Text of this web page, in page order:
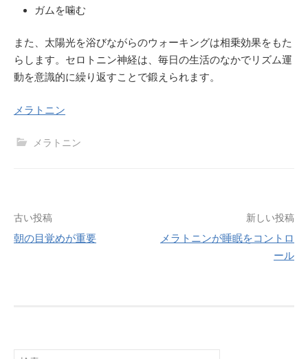
ガムを噛む
また、太陽光を浴びながらのウォーキングは相乗効果をもた
らします。セロトニン神経は、毎日の生活のなかでリズム運
動を意識的に繰り返すことで鍛えられます。
メラトニン
メラトニン
投
稿
ー
古い投稿
朝の目覚めが重要
新しい投稿
メラトニンが睡眠をコントロ
ール
検